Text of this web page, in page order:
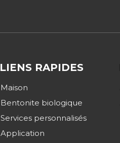
LIENS RAPIDES
Maison
Bentonite biologique
Services personnalisés
Application